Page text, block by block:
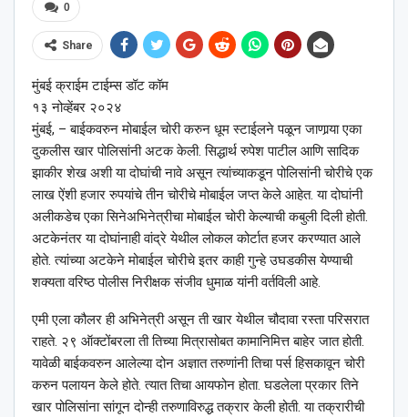
0
Share
मुंबई क्राईम टाईम्स डॉट कॉम
१३ नोव्हेंबर २०२४
मुंबई, – बाईकवरुन मोबाईल चोरी करुन धूम स्टाईलने पळून जाणार्‍या एका
दुकलीस खार पोलिसांनी अटक केली. सिद्धार्थ रुपेश पाटील आणि सादिक
झाकीर शेख अशी या दोघांची नावे असून त्यांच्याकडून पोलिसांनी चोरीचे एक
लाख ऐंशी हजार रुपयांचे तीन चोरीचे मोबाईल जप्त केले आहेत. या दोघांनी
अलीकडेच एका सिनेअभिनेत्रीचा मोबाईल चोरी केल्याची कबुली दिली होती.
अटकेनंतर या दोघांनाही वांद्रे येथील लोकल कोर्टात हजर करण्यात आले
होते. त्यांच्या अटकेने मोबाईल चोरीचे इतर काही गुन्हे उघडकीस येण्याची
शक्यता वरिष्ठ पोलीस निरीक्षक संजीव धुमाळ यांनी वर्तविली आहे.
एमी एला कौलर ही अभिनेत्री असून ती खार येथील चौदावा रस्ता परिसरात
राहते. २९ ऑक्टोंबरला ती तिच्या मित्रासोबत कामानिमित्त बाहेर जात होती.
यावेळी बाईकवरुन आलेल्या दोन अज्ञात तरुणांनी तिचा पर्स हिसकावून चोरी
करुन पलायन केले होते. त्यात तिचा आयफोन होता. घडलेला प्रकार तिने
खार पोलिसांना सांगून दोन्ही तरुणाविरुद्ध तक्रार केली होती. या तक्रारीची